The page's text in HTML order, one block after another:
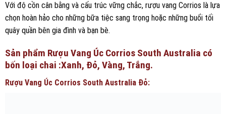
Với độ cồn cân bằng và cấu trúc vững chắc, rượu vang Corrios là lựa
chọn hoàn hảo cho những bữa tiệc sang trọng hoặc những buổi tối
quây quần bên gia đình và bạn bè.
Sản phẩm Rượu Vang Úc Corrios South Australia có
bốn loại chai :Xanh, Đỏ, Vàng, Trắng.
Rượu Vang Úc Corrios South Australia Đỏ: